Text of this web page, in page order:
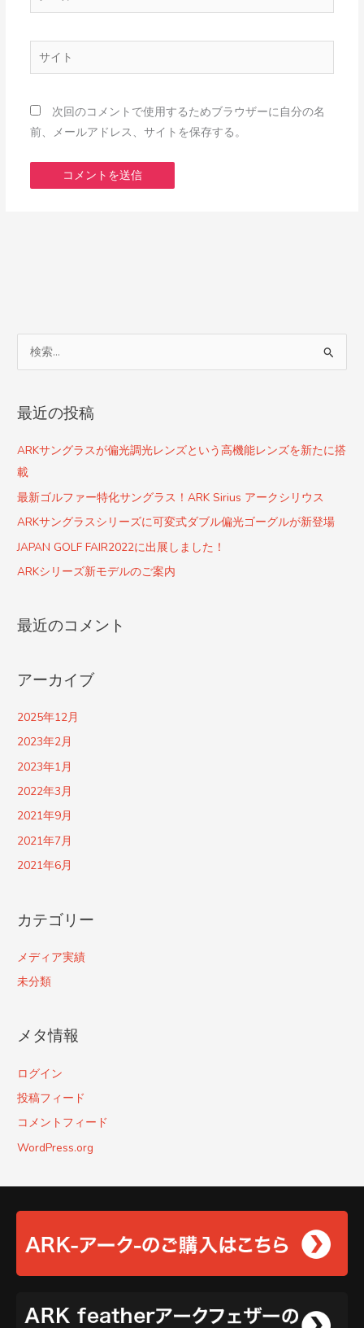
ー
イ
次回のコメントで使用するためブラウザーに自分の名
前、メールアドレス、サイトを保存する。
象
最近の投稿
ARKサングラスが偏光調光レンズという高機能レンズを新たに搭
載
最新ゴルファー特化サングラス！ARK Sirius アークシリウス
ARKサングラスシリーズに可変式ダブル偏光ゴーグルが新登場
JAPAN GOLF FAIR2022に出展しました！
ARKシリーズ新モデルのご案内
最近のコメント
アーカイブ
2025年12月
2023年2月
2023年1月
2022年3月
2021年9月
2021年7月
2021年6月
カテゴリー
メディア実績
未分類
メタ情報
ログイン
投稿フィード
コメントフィード
WordPress.org